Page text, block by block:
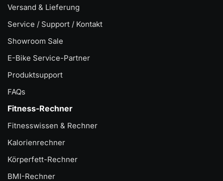
Versand & Lieferung
Service / Support / Kontakt
Showroom Sale
E-Bike Service-Partner
Produktsupport
FAQs
Fitness-Rechner
Fitnesswissen & Rechner
Kalorienrechner
Körperfett-Rechner
BMI-Rechner